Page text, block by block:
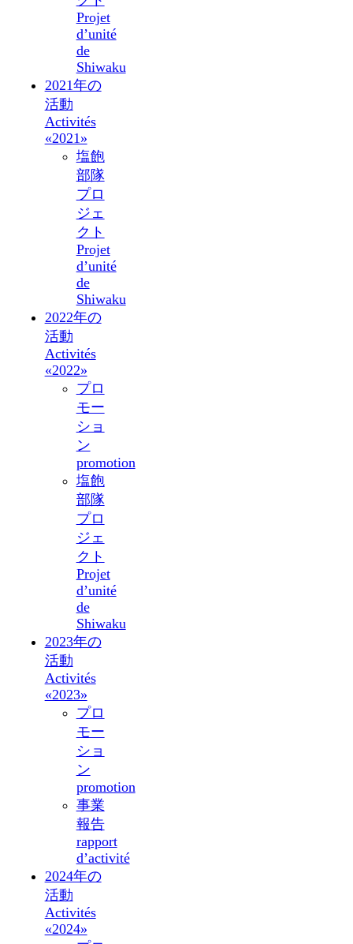
Projet
d’unité
de
Shiwaku
2021年の
活動
Activités
«2021»
塩飽
部隊
プロ
ジェ
クト
Projet
d’unité
de
Shiwaku
2022年の
活動
Activités
«2022»
プロ
モー
ショ
ン
promotion
塩飽
部隊
プロ
ジェ
クト
Projet
d’unité
de
Shiwaku
2023年の
活動
Activités
«2023»
プロ
モー
ショ
ン
promotion
事業
報告
rapport
d’activité
2024年の
活動
Activités
«2024»